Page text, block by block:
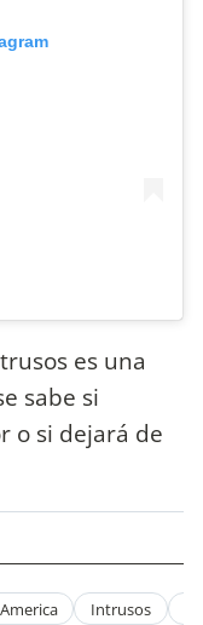
es una
sabe si
o si dejará de
America Intrusos